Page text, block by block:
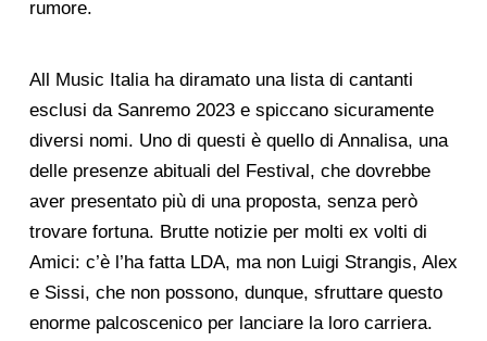
rumore.
All Music Italia ha diramato una lista di cantanti
esclusi da Sanremo 2023 e spiccano sicuramente
diversi nomi. Uno di questi è quello di Annalisa, una
delle presenze abituali del Festival, che dovrebbe
aver presentato più di una proposta, senza però
trovare fortuna. Brutte notizie per molti ex volti di
Amici: c’è l’ha fatta LDA, ma non Luigi Strangis, Alex
e Sissi, che non possono, dunque, sfruttare questo
enorme palcoscenico per lanciare la loro carriera.